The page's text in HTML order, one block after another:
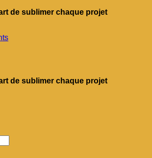
de sublimer chaque projet
de sublimer chaque projet